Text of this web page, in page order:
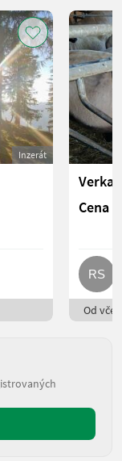
Inzerát
Cena
Od